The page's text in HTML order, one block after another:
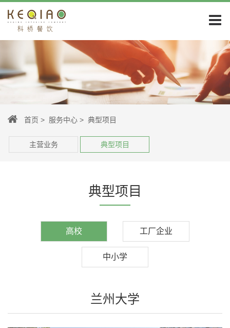
首页 > 服务中心 > 典型项目
主营业务 典型项目
典型项目
高校 工厂企业
中小学
兰州大学